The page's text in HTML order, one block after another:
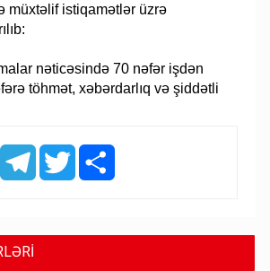
müxtəlif istiqamətlər üzrə
nəticəsində 70 nəfər işdən
töhmət, xəbərdarlıq və şiddətli
WhatsAppTelegramTwitter